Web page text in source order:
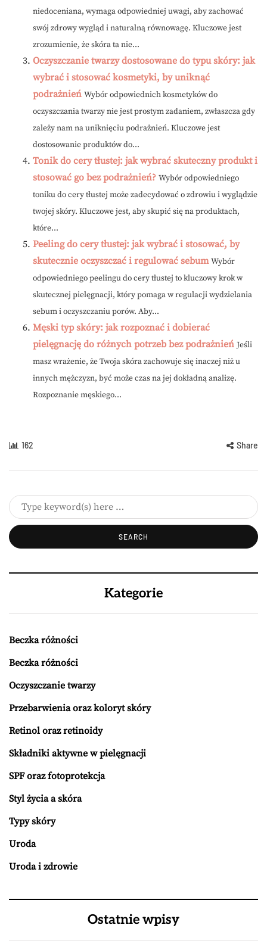
niedoceniana, wymaga odpowiedniej uwagi, aby zachować
swój zdrowy wygląd i naturalną równowagę. Kluczowe jest
zrozumienie, że skóra ta nie...
Oczyszczanie twarzy dostosowane do typu skóry: jak
wybrać i stosować kosmetyki, by uniknąć
podrażnień Wybór odpowiednich kosmetyków do
oczyszczania twarzy nie jest prostym zadaniem, zwłaszcza gdy
zależy nam na uniknięciu podrażnień. Kluczowe jest
dostosowanie produktów do...
Tonik do cery tłustej: jak wybrać skuteczny produkt i
stosować go bez podrażnień? Wybór odpowiedniego
toniku do cery tłustej może zadecydować o zdrowiu i wyglądzie
twojej skóry. Kluczowe jest, aby skupić się na produktach,
które...
Peeling do cery tłustej: jak wybrać i stosować, by
skutecznie oczyszczać i regulować sebum Wybór
odpowiedniego peelingu do cery tłustej to kluczowy krok w
skutecznej pielęgnacji, który pomaga w regulacji wydzielania
sebum i oczyszczaniu porów. Aby...
Męski typ skóry: jak rozpoznać i dobierać
pielęgnację do różnych potrzeb bez podrażnień Jeśli
masz wrażenie, że Twoja skóra zachowuje się inaczej niż u
innych mężczyzn, być może czas na jej dokładną analizę.
Rozpoznanie męskiego...
162 Share
Kategorie
Beczka różności
Beczka różności
Oczyszczanie twarzy
Przebarwienia oraz koloryt skóry
Retinol oraz retinoidy
Składniki aktywne w pielęgnacji
SPF oraz fotoprotekcja
Styl życia a skóra
Typy skóry
Uroda
Uroda i zdrowie
Ostatnie wpisy